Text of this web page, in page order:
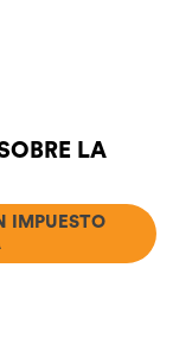
LA
IMPUESTO